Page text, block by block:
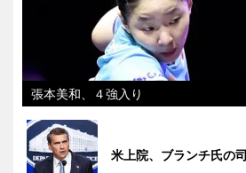
張本美和、４強入り
米上院、ブランチ氏の